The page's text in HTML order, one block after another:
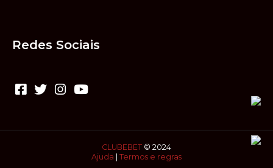
não o faça sem precauções e sem possuir a devida
poderão causar danos. Consultai por isso sempre um
(médium) conhecedor, quando se trata de fazer trabalhos
Redes Sociais
CLUBEBET © 2024
Ajuda
Termos e regras